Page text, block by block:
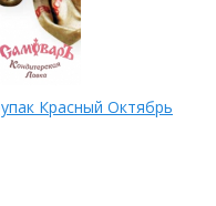
Красный Октябрь